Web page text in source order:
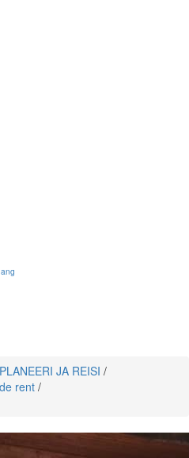
PLANEERI JA REISI /
rent /